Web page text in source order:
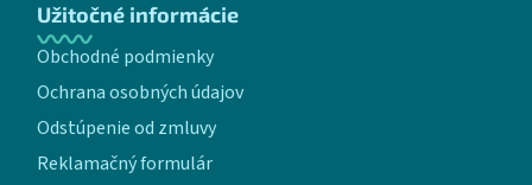
Užitočné informácie
Obchodné podmienky
Ochrana osobných údajov
Odstúpenie od zmluvy
Reklamačný formulár